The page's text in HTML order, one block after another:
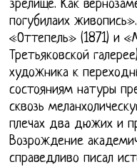
зрелище. Как
погубилаих
«Оттепель» (1871) и
Третьяковской
художника к
состояниям натуры
сквозь
плечах два дюжих и
Возрождение
справедливо писал